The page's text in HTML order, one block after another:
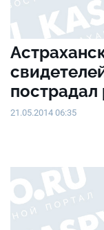
пострадал
21.05.2014 06:35